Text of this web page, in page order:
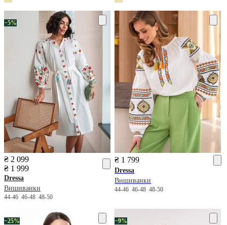
−5%
₴ 2 099
₴ 1 999
Dressa
Вишиванки
44-46 46-48 48-50
₴ 1 799
Dressa
Вишиванки
44-4646-4848-50
−25% −9%